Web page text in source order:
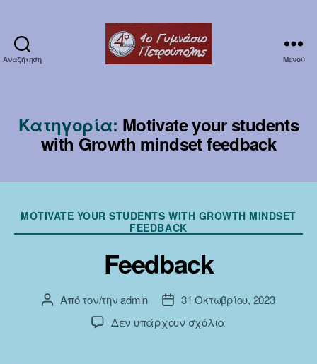
Αναζήτηση Μενού
Κατηγορία: Motivate your students
with Growth mindset feedback
Κατηγορίες
MOTIVATE YOUR STUDENTS WITH GROWTH MINDSET
FEEDBACK
Feedback
Συντάκτης
Από τον/τηνadmin
Ημ.
δημοσίευσης
31 Οκτωβρίου, 2023
Δεν υπάρχουν σχόλια